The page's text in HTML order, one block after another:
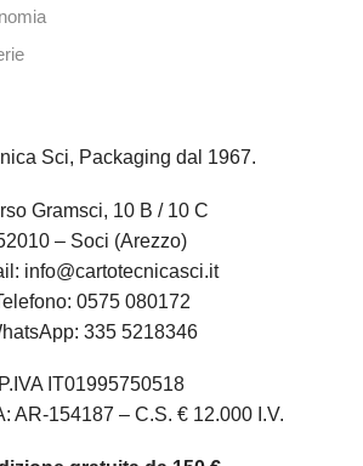
Sci, Packaging dal 1967.
Gramsci, 10 B / 10 C
– Soci (Arezzo)
info@cartotecnicasci.it
0575 080172
335 5218346
P.IVA IT01995750518
AR-154187 – C.S. € 12.000 I.V.